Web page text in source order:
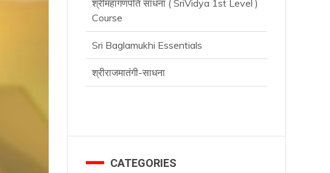
Sri Baglamukhi Essentials
श्रीराजमातंगी-साधना
Advance SriVidya Essential Course
CATEGORIES